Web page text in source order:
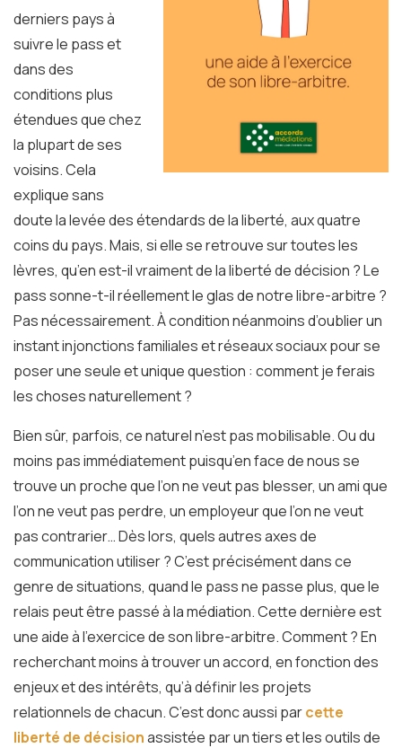
derniers pays à
suivre le pass et
dans des
conditions plus
étendues que chez
la plupart de ses
voisins. Cela
explique sans
doute la levée des étendards de la liberté, aux quatre
coins du pays. Mais, si elle se retrouve sur toutes les
lèvres, qu’en est-il vraiment de la liberté de décision ? Le
pass sonne-t-il réellement le glas de notre libre-arbitre ?
Pas nécessairement. À condition néanmoins d’oublier un
instant injonctions familiales et réseaux sociaux pour se
poser une seule et unique question : comment je ferais
les choses naturellement ?
Bien sûr, parfois, ce naturel n’est pas mobilisable. Ou du
moins pas immédiatement puisqu’en face de nous se
trouve un proche que l’on ne veut pas blesser, un ami que
l’on ne veut pas perdre, un employeur que l’on ne veut
pas contrarier… Dès lors, quels autres axes de
communication utiliser ? C’est précisément dans ce
genre de situations, quand le pass ne passe plus, que le
relais peut être passé à la médiation. Cette dernière est
une aide à l’exercice de son libre-arbitre. Comment ? En
recherchant moins à trouver un accord, en fonction des
enjeux et des intérêts, qu’à définir les projets
relationnels de chacun. C’est donc aussi parcette
liberté de décisionassistée par un tiers et les outils de